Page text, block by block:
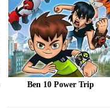
Ben 10 Power Trip